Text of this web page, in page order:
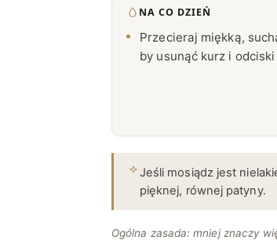
NA CO DZIEŃ
Przecieraj miękką,
by usunąć kurz i
Jeśli mosiądz jest
pięknej, równej patyny.
Ogólna zasada: mniej znaczy